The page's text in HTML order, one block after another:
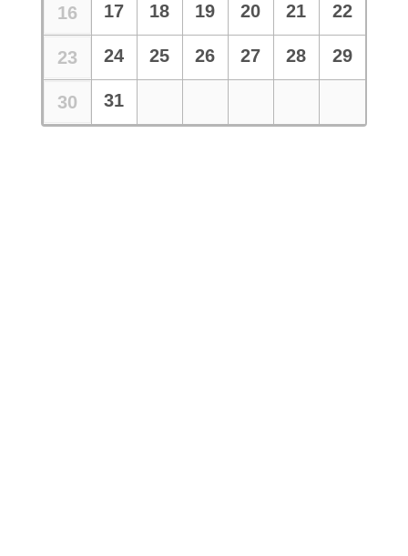
16 17 18 19 20 21 22
23 24 25 26 27 28 29
30 31